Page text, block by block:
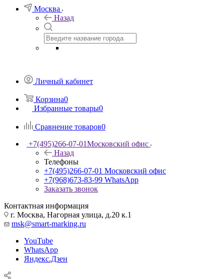
Москва
Назад
Личный кабинет
Корзина0
Избранные товары0
Сравнение товаров0
+7(495)266-07-01Московский офис
Назад
Телефоны
+7(495)266-07-01 Московский офис
+7(968)673-83-99 WhatsApp
Заказать звонок
Контактная информация
г. Москва, Нагорная улица, д.20 к.1
msk@smart-marking.ru
YouTube
WhatsApp
Яндекс.Дзен